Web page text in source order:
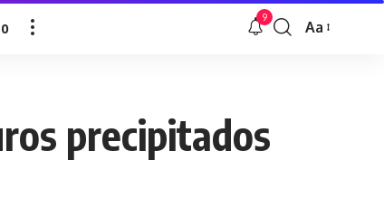
9
Font
Aa
precipitados